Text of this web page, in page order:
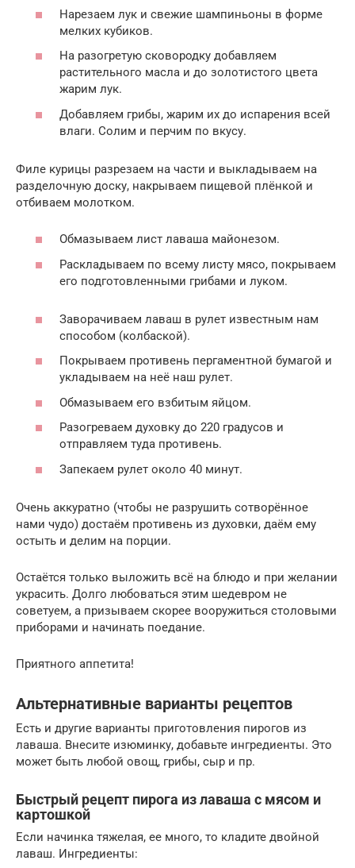
Нарезаем лук и свежие шампиньоны в форме
мелких кубиков.
На разогретую сковородку добавляем
растительного масла и до золотистого цвета
жарим лук.
Добавляем грибы, жарим их до испарения всей
влаги. Солим и перчим по вкусу.
Филе курицы разрезаем на части и выкладываем на
разделочную доску, накрываем пищевой плёнкой и
отбиваем молотком.
Обмазываем лист лаваша майонезом.
Раскладываем по всему листу мясо, покрываем
его подготовленными грибами и луком.
Заворачиваем лаваш в рулет известным нам
способом (колбаской).
Покрываем противень пергаментной бумагой и
укладываем на неё наш рулет.
Обмазываем его взбитым яйцом.
Разогреваем духовку до 220 градусов и
отправляем туда противень.
Запекаем рулет около 40 минут.
Очень аккуратно (чтобы не разрушить сотворённое
нами чудо) достаём противень из духовки, даём ему
остыть и делим на порции.
Остаётся только выложить всё на блюдо и при желании
украсить. Долго любоваться этим шедевром не
советуем, а призываем скорее вооружиться столовыми
приборами и начинать поедание.
Приятного аппетита!
Альтернативные варианты рецептов
Есть и другие варианты приготовления пирогов из
лаваша. Внесите изюминку, добавьте ингредиенты. Это
может быть любой овощ, грибы, сыр и пр.
Быстрый рецепт пирога из лаваша с мясом и
картошкой
Если начинка тяжелая, ее много, то кладите двойной
лаваш. Ингредиенты: